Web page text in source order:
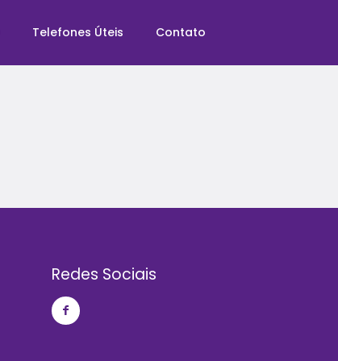
Telefones Úteis Contato
Redes Sociais